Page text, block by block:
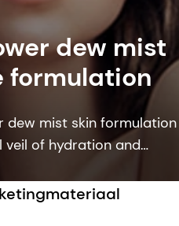
dew mist
formulation
dew mist skin formulation
of hydration and
the organic skin
SCUTELLARIA